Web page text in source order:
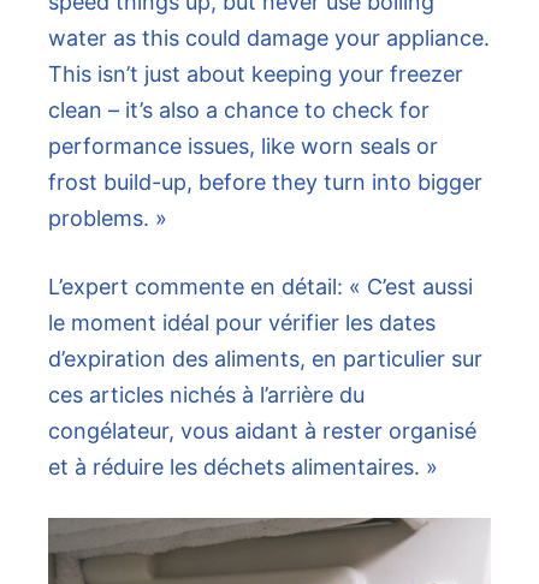
water as this could damage your appliance.
This isn’t just about keeping your freezer
clean – it’s also a chance to check for
performance issues, like worn seals or
frost build-up, before they turn into bigger
problems. »
L’expert commente en détail: « C’est aussi
le moment idéal pour vérifier les dates
d’expiration des aliments, en particulier sur
ces articles nichés à l’arrière du
congélateur, vous aidant à rester organisé
et à réduire les déchets alimentaires. »